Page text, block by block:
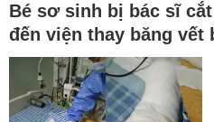
Bé sơ sinh bị bác sĩ
đến viện thay băng vết